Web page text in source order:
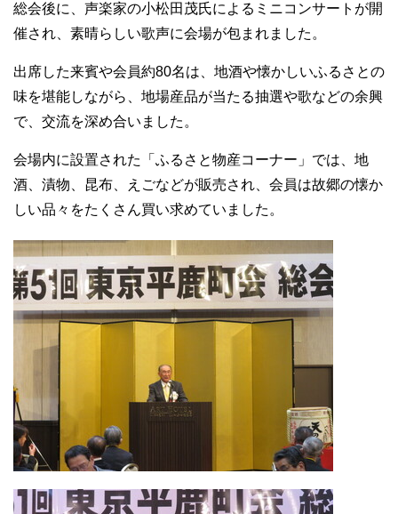
総会後に、声楽家の小松田茂氏によるミニコンサートが開
催され、素晴らしい歌声に会場が包まれました。
出席した来賓や会員約80名は、地酒や懐かしいふるさとの
味を堪能しながら、地場産品が当たる抽選や歌などの余興
で、交流を深め合いました。
会場内に設置された「ふるさと物産コーナー」では、地
酒、漬物、昆布、えごなどが販売され、会員は故郷の懐か
しい品々をたくさん買い求めていました。